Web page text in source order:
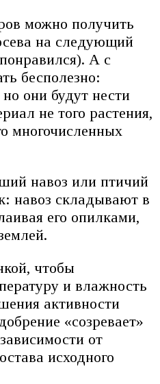
можно получить
на следующий
А с
бесполезно:
они будут нести
не того растения,
многочисленных
навоз или птичий
навоз складывают в
его опилками,
чтобы
и влажность
активности
«созревает»
от
исходного